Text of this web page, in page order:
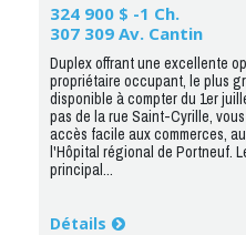
324 900 $ -1 Ch.
307 309 Av. Cantin
Duplex offrant une excellente
propriétaire occupant, le plus
disponible à compter du 1er
pas de la rue Saint-Cyrille,
accès facile aux commerces,
l'Hôpital régional de Portneuf.
principal...
Détails